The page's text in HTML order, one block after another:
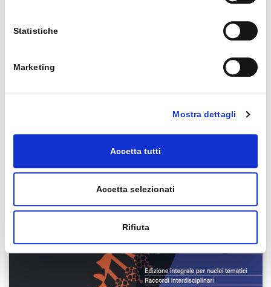
Statistiche
Marketing
Mostra dettagli
Accetta tutti
Accetta selezionati
Rifiuta